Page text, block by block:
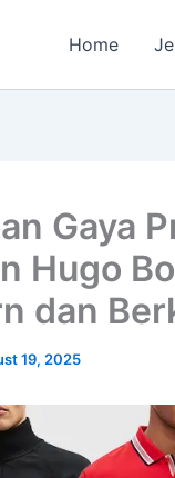
Home
Gaya
Hugo
dan
19, 2025